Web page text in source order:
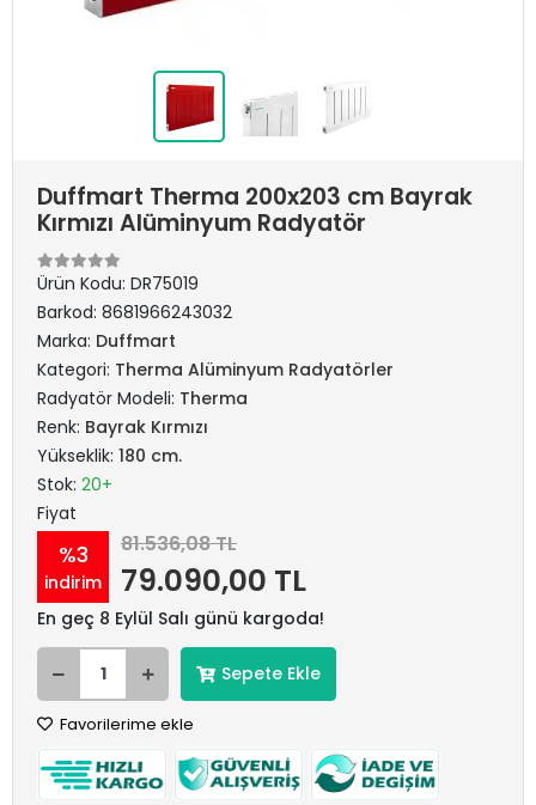
Duffmart Therma 200x203 cm Bayrak
Kırmızı Alüminyum Radyatör
Ürün Kodu: DR75019
Barkod: 8681966243032
Marka: Duffmart
Kategori: Therma Alüminyum Radyatörler
Radyatör Modeli: Therma
Renk: Bayrak Kırmızı
Yükseklik: 180 cm.
Stok: 20+
Fiyat
%3
indirim
81.536,08 TL
79.090,00 TL
En geç 8 Eylül Salı günü kargoda!
Sepete Ekle
Favorilerime ekle